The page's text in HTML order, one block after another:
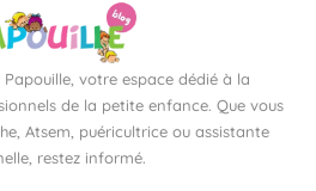
votre espace dédié à la
de la petite enfance. Que vous
Atsem, puéricultrice ou assistante
restez informé.